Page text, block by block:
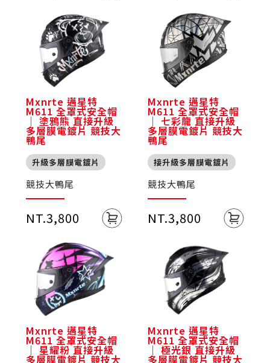
Mxnrte 邁星特
M611 全罩式安全帽
｜ 塗鴉熊 直接升級
多層膜電鍍片 競技大
鴨尾
升級多層膜電鍍片
競技大鴨尾
NT.3,800
Mxnrte 邁星特
M611 全罩式安全帽
｜ 七彩龍 直接升級
多層膜電鍍片 競技大
鴨尾
接升級多層膜電鍍片
競技大鴨尾
NT.3,800
Mxnrte 邁星特
M611 全罩式安全帽
｜ 星耀粉 直接升級
多層膜電鍍片 競技大
Mxnrte 邁星特
M611 全罩式安全帽
｜ 極光銀 直接升級
多層膜電鍍片 競技大